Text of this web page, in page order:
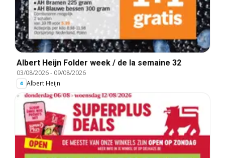
Albert Heijn Folder week / de la semaine 32
03/08/2026- 09/08/2026
Albert Heijn